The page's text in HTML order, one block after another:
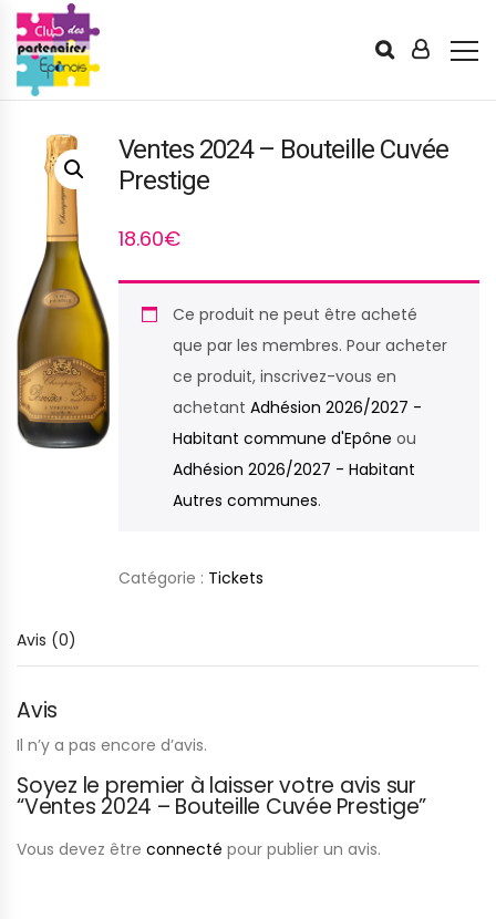
Ventes 2024 – Bouteille Cuvée
Prestige
18.60€
Ce produit ne peut être acheté
que par les membres. Pour acheter
ce produit, inscrivez-vous en
achetant Adhésion 2026/2027 -
Habitant commune d'Epône ou
Adhésion 2026/2027 - Habitant
Autres communes.
Catégorie : Tickets
Avis (0)
Avis
Il n’y a pas encore d’avis.
Soyez le premier à laisser votre avis sur
“Ventes 2024 – Bouteille Cuvée Prestige”
Vous devez être connecté pour publier un avis.